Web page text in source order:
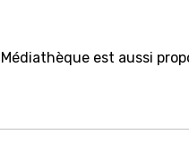
est aussi